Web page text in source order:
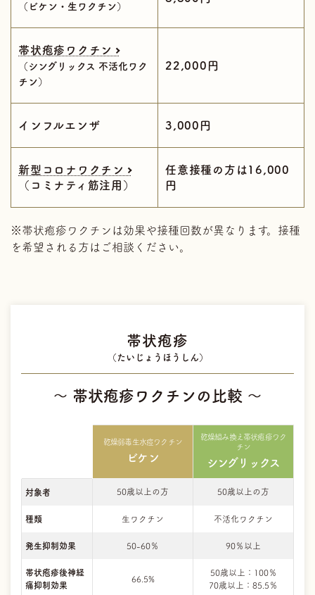
（ビケン・生ワクチン）
帯状疱疹ワクチン
（シングリックス 不活化ワク
チン）
22,000円
インフルエンザ 3,000円
新型コロナワクチン
（コミナティ筋注用）
任意接種の方は16,000
円
※帯状疱疹ワクチンは効果や接種回数が異なります。接種
を希望される方はご相談ください。
帯状疱疹
（たいじょうほうしん）
〜 帯状疱疹ワクチンの比較 〜
乾燥弱毒生水痘ワクチン
ビケン
乾燥組み換え帯状疱疹ワク
チン
シングリックス
対象者 50歳以上の方 50歳以上の方
種類 生ワクチン 不活化ワクチン
発生抑制効果 50-60％ 90％以上
帯状疱疹後神経
痛抑制効果
66.5%
50歳以上：100％
70歳以上：85.5％